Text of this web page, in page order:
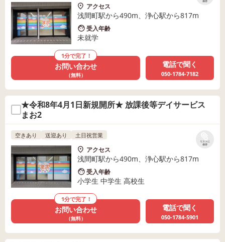
保存
アクセス
浅間町駅から490m、浄心駅から817m
受入年齢
未就学
1分で完了！
お問い合わせ
（無料）
電話で聞く
050-1784-7182
★令和8年4月1日新規開所★ 放課後等デイサービス
まお2
リストに
保存
空きあり 送迎あり 土日祝営業
アクセス
浅間町駅から490m、浄心駅から817m
受入年齢
小学生 中学生 高校生
1分で完了！
お問い合わせ
（無料）
電話で聞く
050-1784-5901